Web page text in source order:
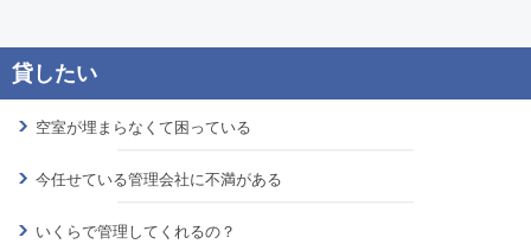
空室が埋まらなくて困っている
今任せている管理会社に不満がある
いくらで管理してくれるの？